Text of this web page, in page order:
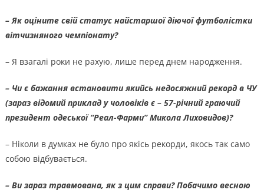
– Як оціните свій статус найстаршої діючої футболістки
вітчизняного чемпіонату?
– Я взагалі роки не рахую, лише перед днем народження.
– Чи є бажання встановити якийсь недосяжний рекорд в ЧУ
(зараз відомий приклад у чоловіків є – 57-річний граючий
президент одеської “Реал-Фарми” Микола Лиховидов)?
– Ніколи в думках не було про якісь рекорди, якось так само
собою відбувається.
– Ви зараз травмована, як з цим справи? Побачимо весною